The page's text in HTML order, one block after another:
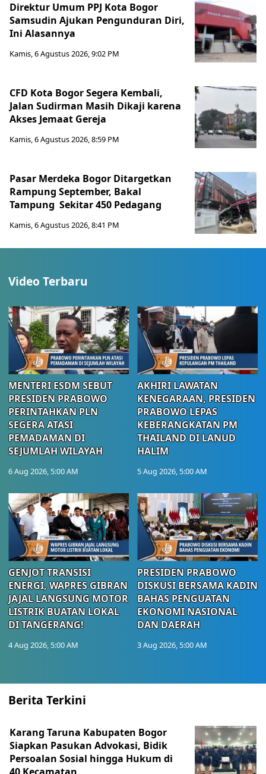
Direktur Umum PPJ Kota Bogor
Samsudin Ajukan Pengunduran Diri,
Ini Alasannya
Kamis, 6 Agustus 2026, 9:02 PM
CFD Kota Bogor Segera Kembali,
Jalan Sudirman Masih Dikaji karena
Akses Jemaat Gereja
Kamis, 6 Agustus 2026, 8:59 PM
Pasar Merdeka Bogor Ditargetkan
Rampung September, Bakal
Tampung Sekitar 450 Pedagang
Kamis, 6 Agustus 2026, 8:41 PM
Video Terbaru
MENTERI ESDM SEBUT
PRESIDEN PRABOWO
PERINTAHKAN PLN
SEGERA ATASI
PEMADAMAN DI
SEJUMLAH WILAYAH
6 Aug 2026, 5:00 AM
AKHIRI LAWATAN
KENEGARAAN, PRESIDEN
PRABOWO LEPAS
KEBERANGKATAN PM
THAILAND DI LANUD
HALIM
5 Aug 2026, 5:00 AM
GENJOT TRANSISI
ENERGI, WAPRES GIBRAN
JAJAL LANGSUNG MOTOR
LISTRIK BUATAN LOKAL
DI TANGERANG!
4 Aug 2026, 5:00 AM
PRESIDEN PRABOWO
DISKUSI BERSAMA KADIN
BAHAS PENGUATAN
EKONOMI NASIONAL
DAN DAERAH
3 Aug 2026, 5:00 AM
Berita Terkini
Karang Taruna Kabupaten Bogor
Siapkan Pasukan Advokasi, Bidik
Persoalan Sosial hingga Hukum di